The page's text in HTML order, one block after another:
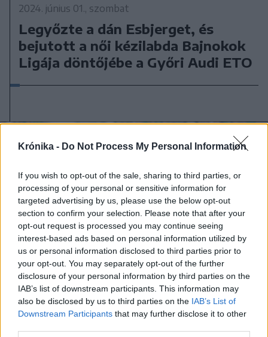
Krónika - Do Not Process My Personal Information
If you wish to opt-out of the sale, sharing to third parties, or
processing of your personal or sensitive information for
targeted advertising by us, please use the below opt-out
section to confirm your selection. Please note that after your
opt-out request is processed you may continue seeing
interest-based ads based on personal information utilized by
us or personal information disclosed to third parties prior to
your opt-out. You may separately opt-out of the further
disclosure of your personal information by third parties on the
IAB’s list of downstream participants. This information may
also be disclosed by us to third parties on the IAB’s List of
Downstream Participants that may further disclose it to other
2024. június 01., szombat
Legyőzte a dán Esbjerget, és
bejutott a női kézilabda Bajnokok
Ligája döntőjébe a Győri Audi ETO